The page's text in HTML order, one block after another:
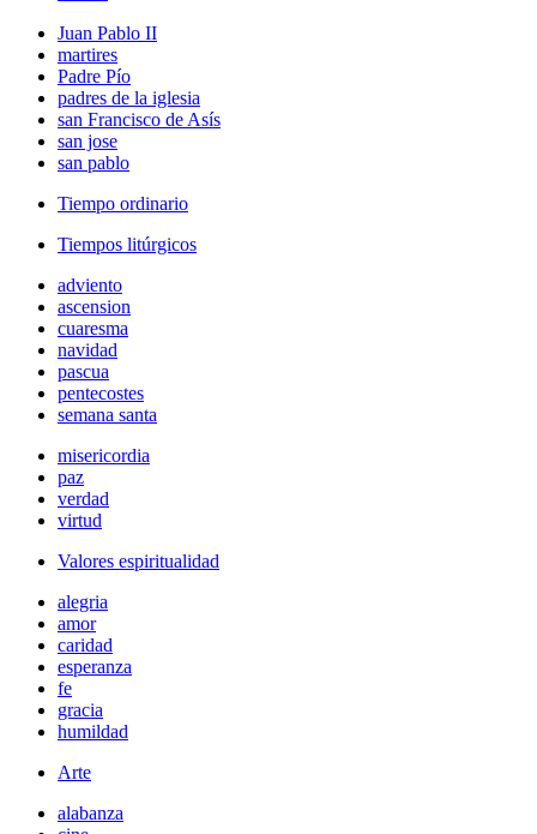
Juan Pablo II
martires
Padre Pío
padres de la iglesia
san Francisco de Asís
san jose
san pablo
Tiempo ordinario
Tiempos litúrgicos
adviento
ascension
cuaresma
navidad
pascua
pentecostes
semana santa
misericordia
paz
verdad
virtud
Valores espiritualidad
alegria
amor
caridad
esperanza
fe
gracia
humildad
Arte
alabanza